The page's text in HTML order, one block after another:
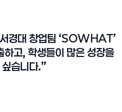
서경대 창업팀 ‘SOWHAT’
하고, 학생들이 많은 성장을
습니다.”